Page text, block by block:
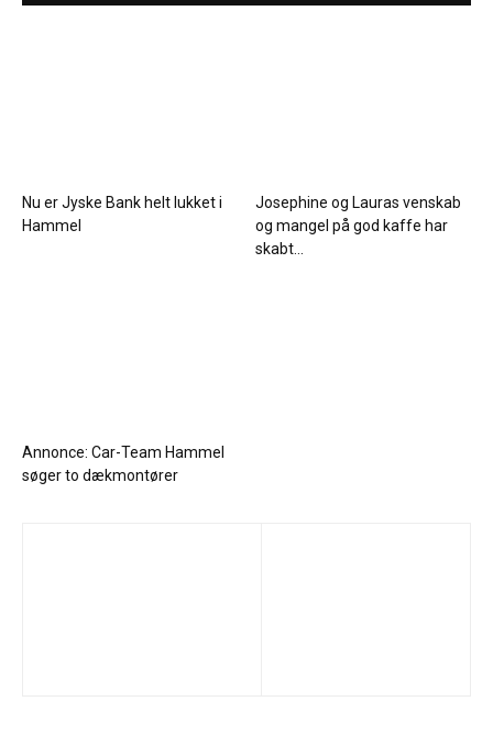
Nu er Jyske Bank helt lukket i
Hammel
Josephine og Lauras venskab
og mangel på god kaffe har
skabt...
Annonce: Car-Team Hammel
søger to dækmontører